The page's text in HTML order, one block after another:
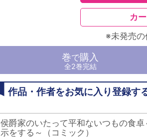
カ
※未発売
巻で購入
全2巻完結
作品・作者をお気に入り登録す
侯爵家のいたって平和ないつもの食
示をする～（コミック）